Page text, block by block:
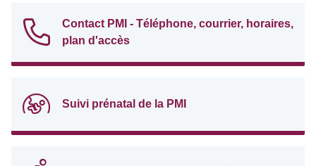
Contact PMI - Téléphone, courrier, horaires,
plan d'accès
Suivi prénatal de la PMI